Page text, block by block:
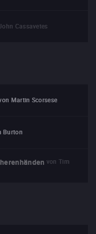
Cassavetes
Martin Scorsese
Burton
von Tim